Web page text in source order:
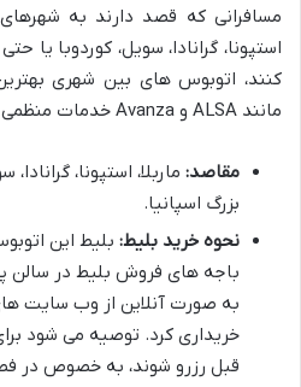
مسافرانی که قصد دارند به شهرهای
استپونا، گرانادا، سویل، کوردوبا یا
کنند، اتوبوس های بین شهری
مانند ALSA و Avanza خدمات منظمی را از فرودگاه ارائه می دهند.
مقاصد: ماربلا، استپونا،
بزرگ اسپانیا.
نحوه خرید بلیط: بلیط این
به صورت آنلاین از وب سایت
خریداری کرد. توصیه می شود
قبل رزرو شوند، به خصوص در